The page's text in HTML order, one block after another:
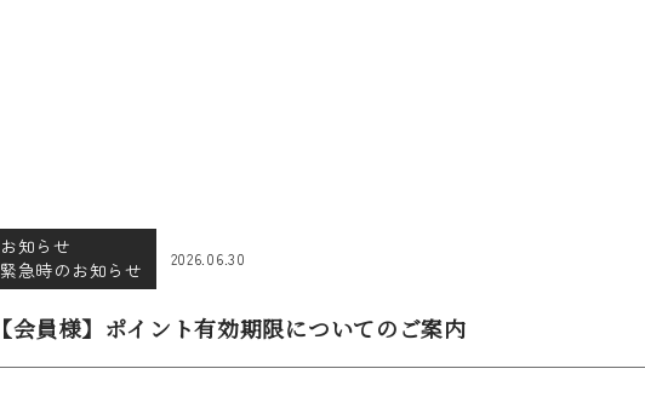
お知らせ
緊急時のお知らせ
2026.06.30
【会員様】ポイント有効期限についてのご案内